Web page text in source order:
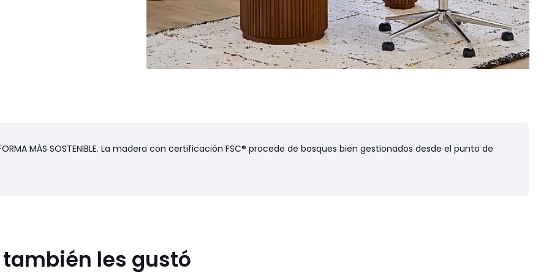
FORMA MÁS SOSTENIBLE. La madera con certificación FSC® procede de bosques bien gestionados desde el punto de
les gustó